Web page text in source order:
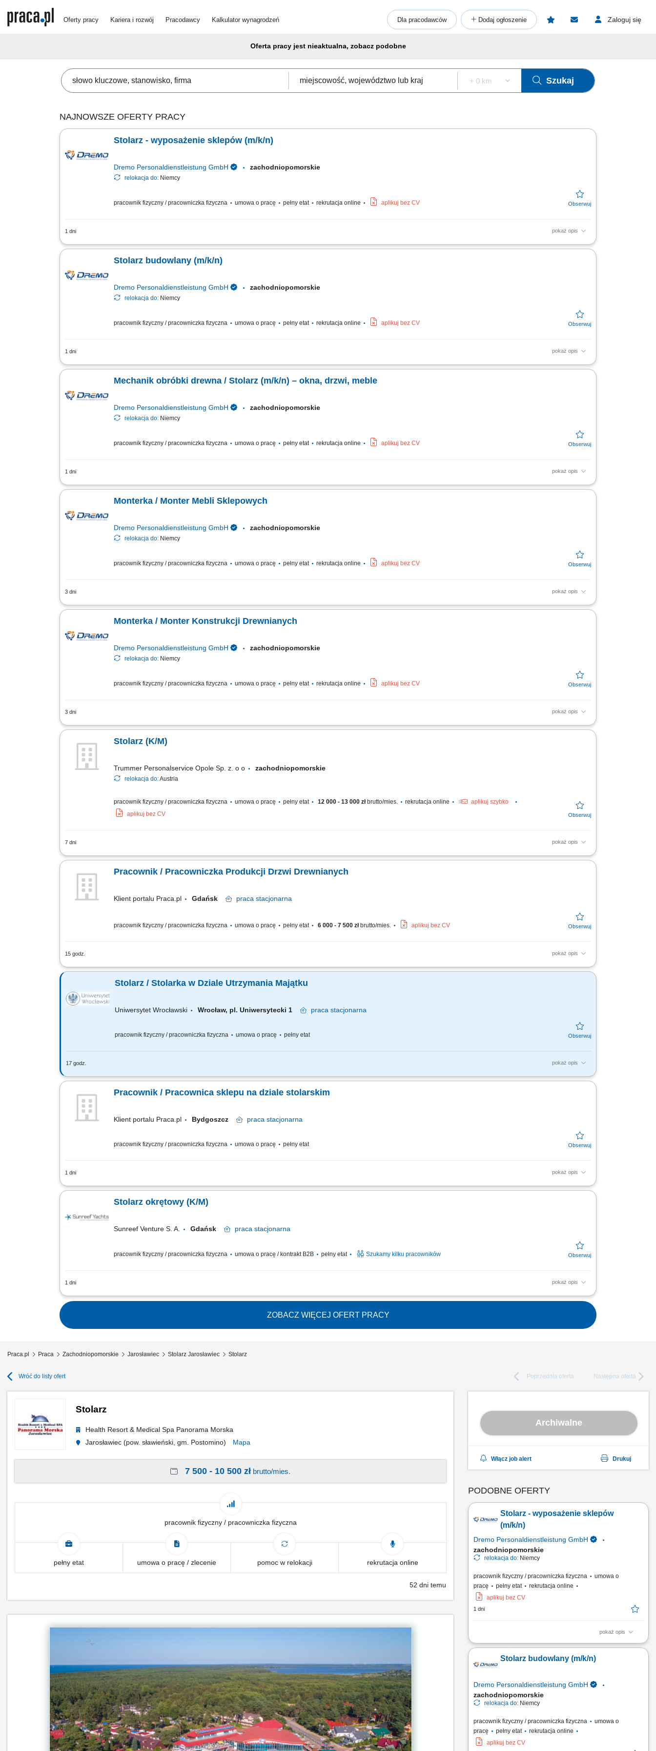
Oferty pracy Kariera i rozwój Pracodawcy Kalkulator wynagrodzeń Dla pracodawców Dodaj ogłoszenie Zaloguj się
Oferta pracy jest nieaktualna, zobacz podobne
Szukaj
NAJNOWSZE OFERTY PRACY
Stolarz - wyposażenie sklepów (m/k/n)
Dremo Personaldienstleistung GmbH zachodniopomorskie
relokacja do: Niemcy
pracownik fizyczny / pracowniczka fizyczna umowa o pracę pełny etat rekrutacja online aplikuj bez CV
1 dni pokaż opis
Obowiązki: Przygotowywanie i organizacja procesów pracy – od cięcia po finalny montaż; Wykonywanie wyposażenia sklepów zgodnie z wytycznymi i rysunkiem
Stolarz budowlany (m/k/n)
Dremo Personaldienstleistung GmbH zachodniopomorskie
relokacja do: Niemcy
pracownik fizyczny / pracowniczka fizyczna umowa o pracę pełny etat rekrutacja online aplikuj bez CV
1 dni pokaż opis
Obowiązki: wykonywanie drewnianych schodów; montaż elementów w warsztacie (schody, ściany, okna, drzwi, okładziny ścienne itp.) osadzanie okien w gotowych
Mechanik obróbki drewna / Stolarz (m/k/n) – okna, drzwi, meble
Dremo Personaldienstleistung GmbH zachodniopomorskie
relokacja do: Niemcy
pracownik fizyczny / pracowniczka fizyczna umowa o pracę pełny etat rekrutacja online aplikuj bez CV
1 dni pokaż opis
Obowiązki: Cięcie elementów ram oraz płyt według wytycznych; Szlifowanie, obróbka i renowacja powierzchni drewnianych; Montaż elementów oraz składanie
Monterka / Monter Mebli Sklepowych
Dremo Personaldienstleistung GmbH zachodniopomorskie
relokacja do: Niemcy
pracownik fizyczny / pracowniczka fizyczna umowa o pracę pełny etat rekrutacja online aplikuj bez CV
3 dni pokaż opis
Twoje zadania: Produkcja i montaż wyposażenia dla sklepów oraz przestrzeni handlowych; Organizacja pracy od etapu cięcia materiałów po końcowy montaż;
Monterka / Monter Konstrukcji Drewnianych
Dremo Personaldienstleistung GmbH zachodniopomorskie
relokacja do: Niemcy
pracownik fizyczny / pracowniczka fizyczna umowa o pracę pełny etat rekrutacja online aplikuj bez CV
3 dni pokaż opis
Twoje zadania: Produkcja i montaż schodów drewnianych; Przygotowywanie i składanie elementów stolarki budowlanej; Montaż okien, drzwi oraz drewnianych
Stolarz (K/M)
Trummer Personalservice Opole Sp. z. o o zachodniopomorskie
relokacja do:Austria
pracownik fizyczny / pracowniczka fizyczna umowa o pracę pełny etat 12 000 - 13 000 złbrutto/mies. rekrutacja online
aplikuj szybko
aplikuj bez CV
7 dni pokaż opis
wykonywanie stolarki meblowej bądź budowlanej;praca przy produkcji;praca przy montażu;
Pracownik / Pracowniczka Produkcji Drzwi Drewnianych
Klient portalu Praca.pl Gdańsk praca stacjonarna
pracownik fizyczny / pracowniczka fizyczna umowa o pracę pełny etat 6 000 - 7 500 złbrutto/mies. aplikuj bez CV
15 godz. pokaż opis
Produkcja elementów drewnianych wykorzystywanych do wykonania drzwi. Szlifowanie, cięcie, klejenie oraz wykańczanie elementów z drewna. Obsługa maszyn
Stolarz / Stolarka w Dziale Utrzymania Majątku
Uniwersytet Wrocławski Wrocław, pl. Uniwersytecki 1 praca stacjonarna
pracownik fizyczny / pracowniczka fizyczna umowa o pracę pełny etat
17 godz. pokaż opis
Główne obowiązki Wykonywanie prac stolarskich oraz prowadzenie przeglądów konserwacyjnych budynków na wyznaczonym rejonie. Usuwanie awarii stolarskich.
Pracownik / Pracownica sklepu na dziale stolarskim
Klient portalu Praca.pl Bydgoszcz praca stacjonarna
pracownik fizyczny / pracowniczka fizyczna umowa o pracę pełny etat
1 dni pokaż opis
Profesjonalna obróbka materiałów drzewnych, w tym precyzyjne docinanie płyt oraz blatów przy użyciu piły formatowej i elektronarzędzi. Kompleksowe doradztwo
Stolarz okrętowy (K/M)
Sunreef Venture S. A. Gdańsk praca stacjonarna
pracownik fizyczny / pracowniczka fizyczna umowa o pracę / kontrakt B2B pełny etat Szukamy kilku pracowników
1 dni pokaż opis
Zakres obowiązków: Prefabrykacja i montaż zabudowy meblowej oraz wykończeń wnętrz jachtów. Obróbka drewna, sklejki, fornirów i materiałów drewnopochodnych.
ZOBACZ WIĘCEJ OFERT PRACY
Praca.pl Praca Zachodniopomorskie Jarosławiec Stolarz Jarosławiec Stolarz
Wróć do listy ofert Poprzednia oferta Następna oferta
Stolarz
Health Resort & Medical Spa Panorama Morska
Jarosławiec (pow. sławieński, gm. Postomino)
Mapa
7 500 - 10 500 zł brutto/mies.
pracownik fizyczny / pracowniczka fizyczna
pełny etat umowa o pracę / zlecenie pomoc w relokacji rekrutacja online
52 dni temu
Archiwalne
Włącz job alert Drukuj
PODOBNE OFERTY
Stolarz - wyposażenie sklepów
(m/k/n)
Dremo Personaldienstleistung GmbH
zachodniopomorskie
relokacja do: Niemcy
pracownik fizyczny / pracowniczka fizyczna
umowa o
pracę
pełny etat
rekrutacja online
aplikuj bez CV
1 dni
pokaż opis
Obowiązki: Przygotowywanie i organizacja procesów pracy –
sklepów zgodnie z wytycznymi i rysunkiem technicznym; Praca
w produkcji jednostkowej i seryjnej; Obsługa nowoczesnych
Stolarz budowlany (m/k/n)
Dremo Personaldienstleistung GmbH
zachodniopomorskie
relokacja do: Niemcy
pracownik fizyczny / pracowniczka fizyczna
umowa o
pracę
pełny etat
rekrutacja online
aplikuj bez CV